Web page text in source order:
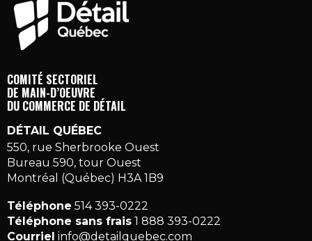
COMITÉ SECTORIEL
DE MAIN-D’OEUVRE
DU COMMERCE DE DÉTAIL
DÉTAIL QUÉBEC
550, rue Sherbrooke Ouest
Bureau 590, tour Ouest
Montréal (Québec) H3A 1B9
Téléphone 514 393-0222
Téléphone sans frais 1 888 393-0222
Courriel info@detailquebec.com